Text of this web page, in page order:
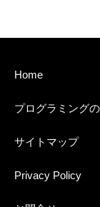
Home
プログラミング
サイトマップ
Privacy Policy